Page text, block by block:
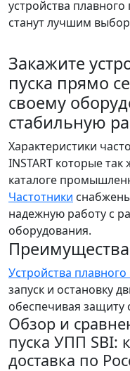
устройства плавного
станут лучшим
Закажите
пуска прямо
своему
стабильную
Характеристики
INSTART которые
каталоге
Частотники
надежную работу с
оборудования.
Устройства плавного
запуск и остановку
обеспечивая защиту
Обзор и
пуска УПП SBI:
доставка по